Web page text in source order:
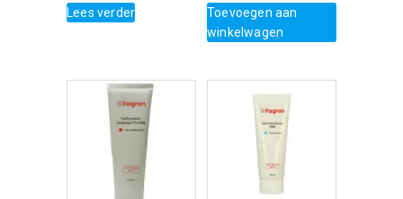
Lees verder
Toevoegen aan
winkelwagen